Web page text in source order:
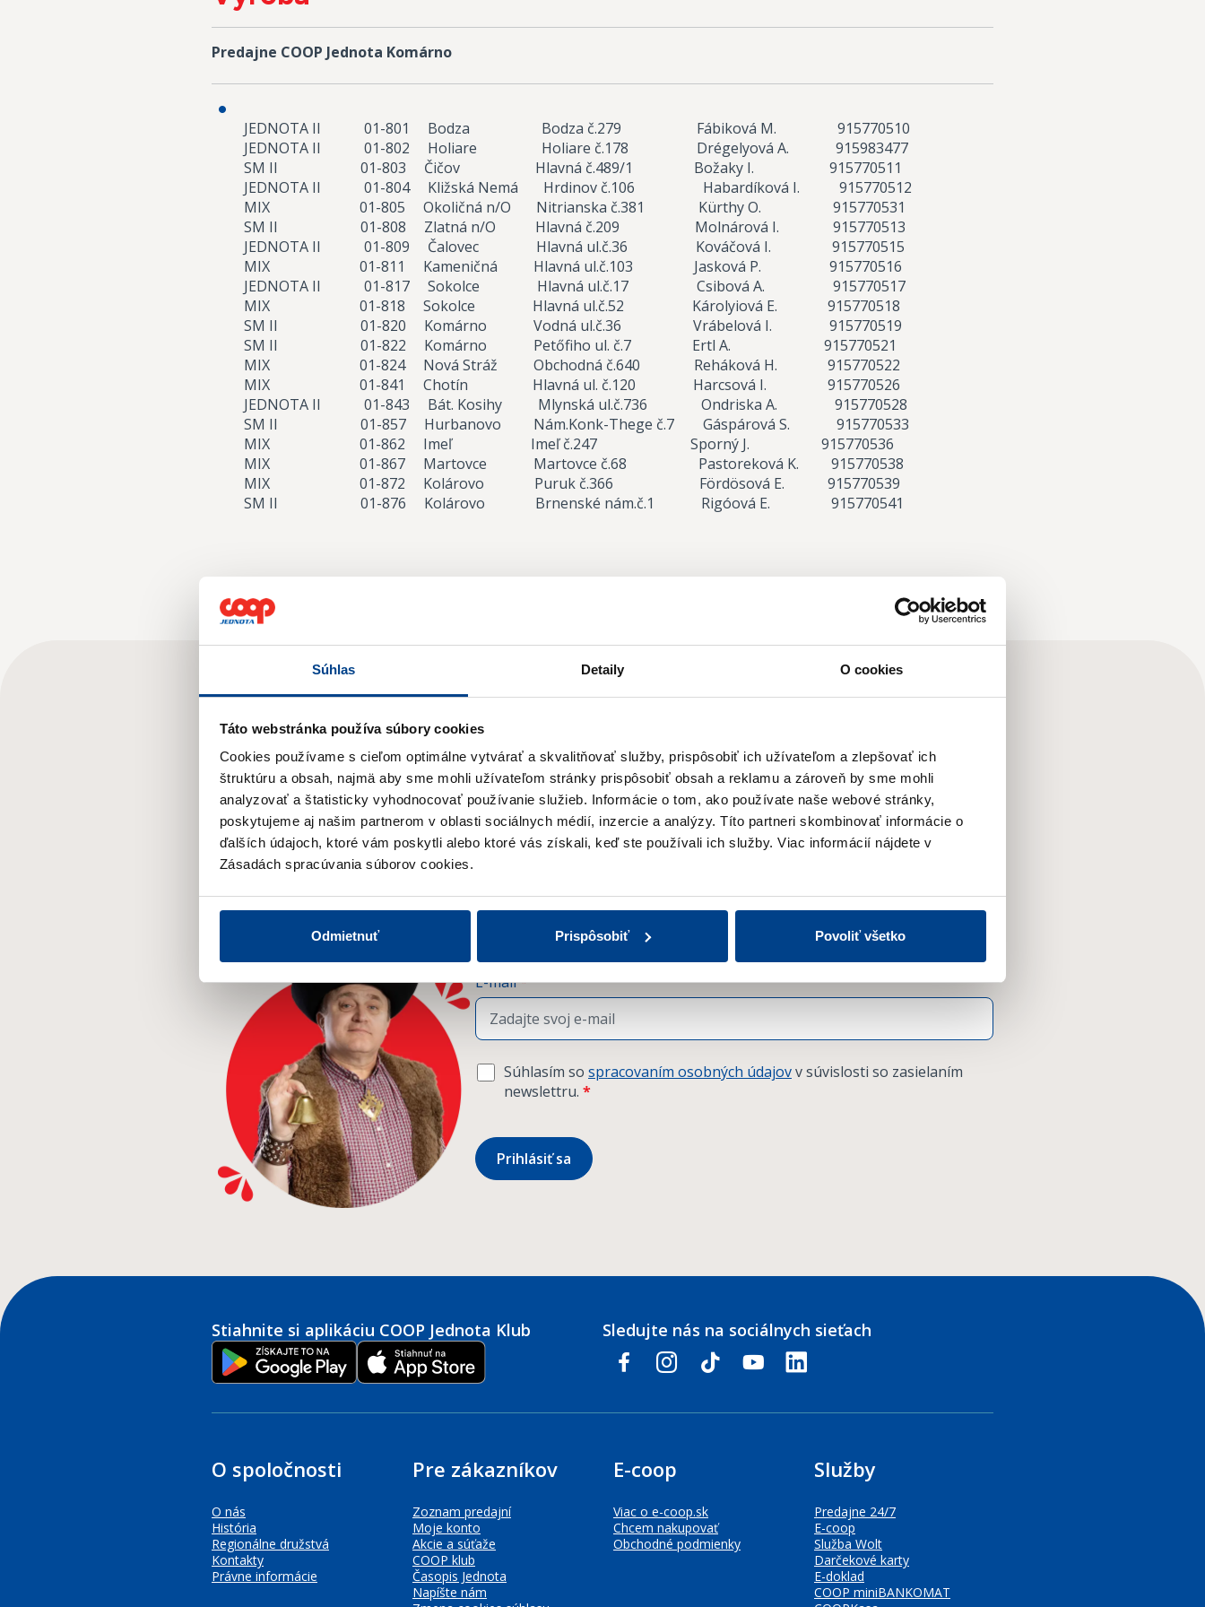
Súhlas Detaily O cookies
Táto webstránka používa súbory cookies
Cookies používame s cieľom optimálne vytvárať a skvalitňovať služby, prispôsobiť ich užívateľom a zlepšovať ich
štruktúru a obsah, najmä aby sme mohli užívateľom stránky prispôsobiť obsah a reklamu a zároveň by sme mohli
analyzovať a štatisticky vyhodnocovať používanie služieb. Informácie o tom, ako používate naše webové stránky,
poskytujeme aj našim partnerom v oblasti sociálnych médií, inzercie a analýzy. Títo partneri skombinovať informácie o
ďalších údajoch, ktoré vám poskytli alebo ktoré vás získali, keď ste používali ich služby. Viac informácií nájdete v
Zásadách spracúvania súborov cookies.
Odmietnuť Prispôsobiť Povoliť všetko
Predajne COOP Jednota Komárno
JEDNOTA II 01-801 Bodza Bodza č.279 Fábiková M. 915770510
JEDNOTA II 01-802 Holiare Holiare č.178 Drégelyová A. 915983477
SM II 01-803 Čičov Hlavná č.489/1 Božaky I. 915770511
JEDNOTA II 01-804 Kližská Nemá Hrdinov č.106 Habardíková I. 915770512
MIX 01-805 Okoličná n/O Nitrianska č.381 Kürthy O. 915770531
SM II 01-808 Zlatná n/O Hlavná č.209 Molnárová I. 915770513
JEDNOTA II 01-809 Čalovec Hlavná ul.č.36 Kováčová I. 915770515
MIX 01-811 Kameničná Hlavná ul.č.103 Jasková P. 915770516
JEDNOTA II 01-817 Sokolce Hlavná ul.č.17 Csibová A. 915770517
MIX 01-818 Sokolce Hlavná ul.č.52 Károlyiová E. 915770518
SM II 01-820 Komárno Vodná ul.č.36 Vrábelová I. 915770519
SM II 01-822 Komárno Petőfiho ul. č.7 Ertl A. 915770521
MIX 01-824 Nová Stráž Obchodná č.640 Reháková H. 915770522
MIX 01-841 Chotín Hlavná ul. č.120 Harcsová I. 915770526
JEDNOTA II 01-843 Bát. Kosihy Mlynská ul.č.736 Ondriska A. 915770528
SM II 01-857 Hurbanovo Nám.Konk-Thege č.7 Gáspárová S. 915770533
MIX 01-862 Imeľ Imeľ č.247 Sporný J. 915770536
MIX 01-867 Martovce Martovce č.68 Pastoreková K. 915770538
MIX 01-872 Kolárovo Puruk č.366 Fördösová E. 915770539
SM II 01-876 Kolárovo Brnenské nám.č.1 Rigóová E. 915770541
Novinky
a získajte prehľad o našich novinkách
a aktuálnych zľavách.
E-mail*
Súhlasím so spracovaním osobných údajovv súvislosti so zasielaním
newslettru. *
Prihlásiť sa
Stiahnite si aplikáciu COOP Jednota Klub Sledujte nás na sociálnych sieťach
facebookinstagram
tiktok youtubelinkedin
O spoločnosti
O nás
História
Regionálne družstvá
Kontakty
Právne informácie
Pre zákazníkov
Zoznam predajní
Moje konto
Akcie a súťaže
COOP klub
Časopis Jednota
Napíšte nám
E-coop
Viac o e-coop.sk
Chcem nakupovať
Obchodné podmienky
Služby
Predajne 24/7
E-coop
Služba Wolt
Darčekové karty
E-doklad
COOP miniBANKOMAT